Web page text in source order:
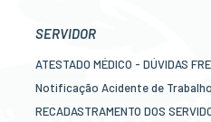
Transparência
SERVIDOR
ATESTADO MÉDICO - DÚVIDAS
Notificação Acidente de Trabalho
RECADASTRAMENTO DOS